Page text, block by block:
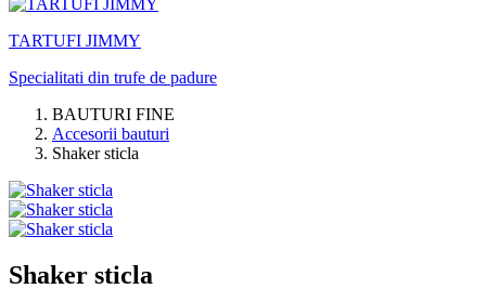
TARTUFI JIMMY
Specialitati din trufe de padure
BAUTURI FINE
Accesorii bauturi
Shaker sticla
Shaker sticla